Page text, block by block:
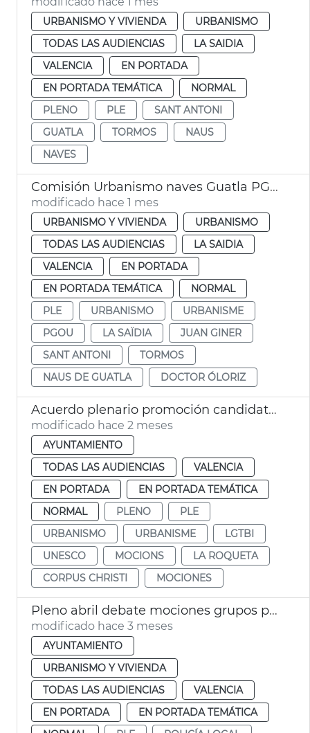
URBANISMO Y VIVIENDA
URBANISMO
TODAS LAS AUDIENCIAS
LA SAIDIA
VALENCIA
EN PORTADA
EN PORTADA TEMÁTICA
NORMAL
PLENO
PLE
SANT ANTONI
GUATLA
TORMOS
NAUS
NAVES
Comisión Urbanismo naves Guatla PGOU
modificado hace 1 mes
URBANISMO Y VIVIENDA
URBANISMO
TODAS LAS AUDIENCIAS
LA SAIDIA
VALENCIA
EN PORTADA
EN PORTADA TEMÁTICA
NORMAL
PLE
URBANISMO
URBANISME
PGOU
LA SAÏDIA
JUAN GINER
SANT ANTONI
TORMOS
NAUS DE GUATLA
DOCTOR ÓLORIZ
Acuerdo plenario promoción candidatura Corpus Patrimonio Cultural Unesco
modificado hace 2 meses
AYUNTAMIENTO
TODAS LAS AUDIENCIAS
VALENCIA
EN PORTADA
EN PORTADA TEMÁTICA
NORMAL
PLENO
PLE
URBANISMO
URBANISME
LGTBI
UNESCO
MOCIONS
LA ROQUETA
CORPUS CHRISTI
MOCIONES
Pleno abril debate mociones grupos políticos
modificado hace 3 meses
AYUNTAMIENTO
URBANISMO Y VIVIENDA
TODAS LAS AUDIENCIAS
VALENCIA
EN PORTADA
EN PORTADA TEMÁTICA